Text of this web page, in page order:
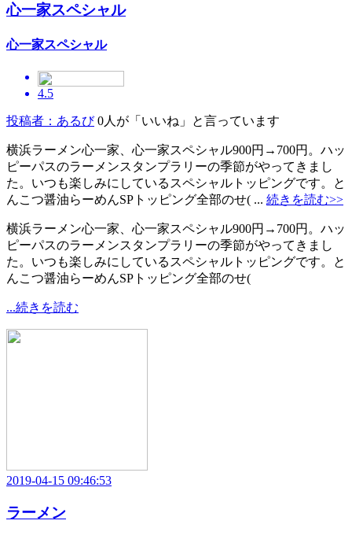
心一家スペシャル
心一家スペシャル
4.5
投稿者：あるび 0人が「いいね」と言っています
横浜ラーメン心一家、心一家スペシャル900円→700円。ハッ
ピーパスのラーメンスタンプラリーの季節がやってきまし
た。いつも楽しみにしているスペシャルトッピングです。と
んこつ醤油らーめんSPトッピング全部のせ( ... 続きを読む>>
横浜ラーメン心一家、心一家スペシャル900円→700円。ハッ
ピーパスのラーメンスタンプラリーの季節がやってきまし
た。いつも楽しみにしているスペシャルトッピングです。と
んこつ醤油らーめんSPトッピング全部のせ(
...続きを読む
2019-04-15 09:46:53
ラーメン